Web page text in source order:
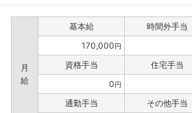
月
給
基本給 時間外手当
170,000円
資格手当 住宅手当
0円
通勤手当
その他手当